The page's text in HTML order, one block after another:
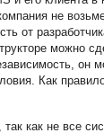
не
от
можно
он
Как
как не все